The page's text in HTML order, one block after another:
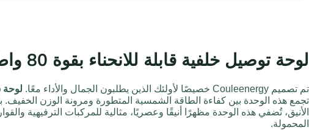
لوحة توصيل خلفية قابلة للانحناء بقوة 80 واط - مصممة للأداء والأناقة
تم تصميم Couleenergy خصيصًا لأولئك الذين يطلبون الجمال والأداء معًا.
لوحة
تجمع هذه الوحدة بين كفاءة الطاقة الشمسية المتطورة ومرونة الوزن
الأنيق، تُضفي هذه الوحدة مظهرًا أنيقًا وعصريًا، مثالية للمركبات الترفيهية
المحمولة.